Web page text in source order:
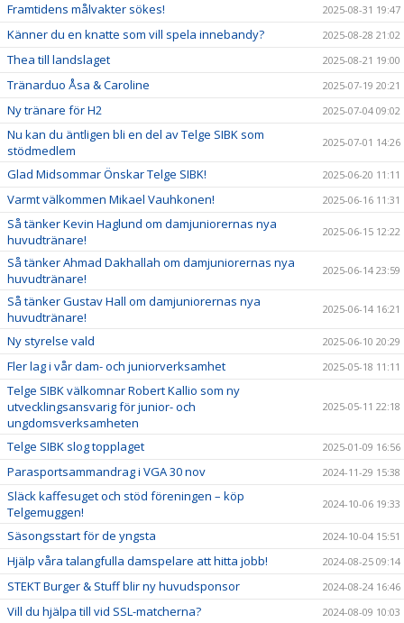
Framtidens målvakter sökes! 2025-08-31 19:47
Känner du en knatte som vill spela innebandy? 2025-08-28 21:02
Thea till landslaget 2025-08-21 19:00
Tränarduo Åsa & Caroline 2025-07-19 20:21
Ny tränare för H2 2025-07-04 09:02
Nu kan du äntligen bli en del av Telge SIBK som
stödmedlem
2025-07-01 14:26
Glad Midsommar Önskar Telge SIBK! 2025-06-20 11:11
Varmt välkommen Mikael Vauhkonen! 2025-06-16 11:31
Så tänker Kevin Haglund om damjuniorernas nya
huvudtränare!
2025-06-15 12:22
Så tänker Ahmad Dakhallah om damjuniorernas nya
huvudtränare!
2025-06-14 23:59
Så tänker Gustav Hall om damjuniorernas nya
huvudtränare!
2025-06-14 16:21
Ny styrelse vald 2025-06-10 20:29
Fler lag i vår dam- och juniorverksamhet 2025-05-18 11:11
Telge SIBK välkomnar Robert Kallio som ny
utvecklingsansvarig för junior- och
ungdomsverksamheten
2025-05-11 22:18
Telge SIBK slog topplaget 2025-01-09 16:56
Parasportsammandrag i VGA 30 nov 2024-11-29 15:38
Släck kaffesuget och stöd föreningen – köp
Telgemuggen!
2024-10-06 19:33
Säsongsstart för de yngsta 2024-10-04 15:51
Hjälp våra talangfulla damspelare att hitta jobb! 2024-08-25 09:14
STEKT Burger & Stuff blir ny huvudsponsor 2024-08-24 16:46
Vill du hjälpa till vid SSL-matcherna? 2024-08-09 10:03